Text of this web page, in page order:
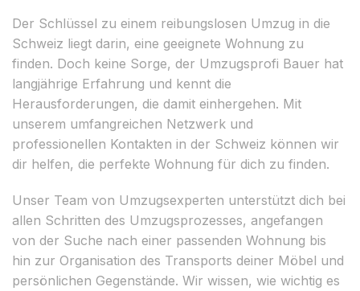
Der Schlüssel zu einem reibungslosen Umzug in die
Schweiz liegt darin, eine geeignete Wohnung zu
finden. Doch keine Sorge, der Umzugsprofi Bauer hat
langjährige Erfahrung und kennt die
Herausforderungen, die damit einhergehen. Mit
unserem umfangreichen Netzwerk und
professionellen Kontakten in der Schweiz können wir
dir helfen, die perfekte Wohnung für dich zu finden.
Unser Team von Umzugsexperten unterstützt dich bei
allen Schritten des Umzugsprozesses, angefangen
von der Suche nach einer passenden Wohnung bis
hin zur Organisation des Transports deiner Möbel und
persönlichen Gegenstände. Wir wissen, wie wichtig es